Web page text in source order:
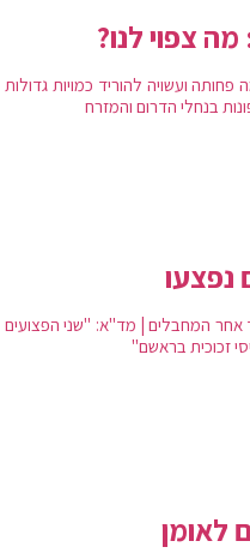
צפוי לנו?
ועשויה להוריד כמויות גדולות
בנחלי הדרום והמזרח
נפצעו
30 | צה"ל פתח במצוד אחר המחבלים | מד"א: "שני הפצועים
זכוכית בראשם"
לאומן